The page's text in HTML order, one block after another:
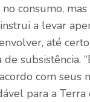
consumo,
a levar
até
subsistência.
com seus
para a Terra